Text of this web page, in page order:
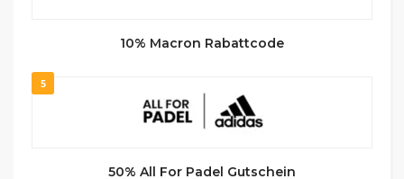
10% Macron Rabattcode
5
50% All For Padel Gutschein